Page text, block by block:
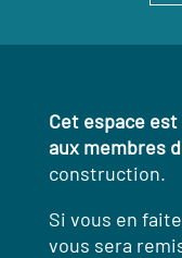
Cet espace
aux membres
construction.
Si vous en
vous sera